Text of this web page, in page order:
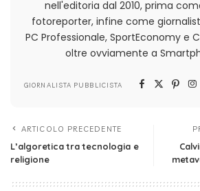
nell'editoria dal 2010, prima
fotoreporter, infine come
PC Professionale, SportEconomy e
oltre ovviamente a
GIORNALISTA PUBBLICISTA
ARTICOLO PRECEDENTE
L’algoretica tra tecnologia e
religione